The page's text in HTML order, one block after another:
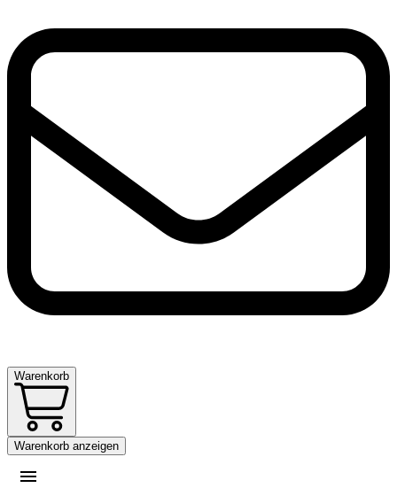
Warenkorb
Warenkorb anzeigen